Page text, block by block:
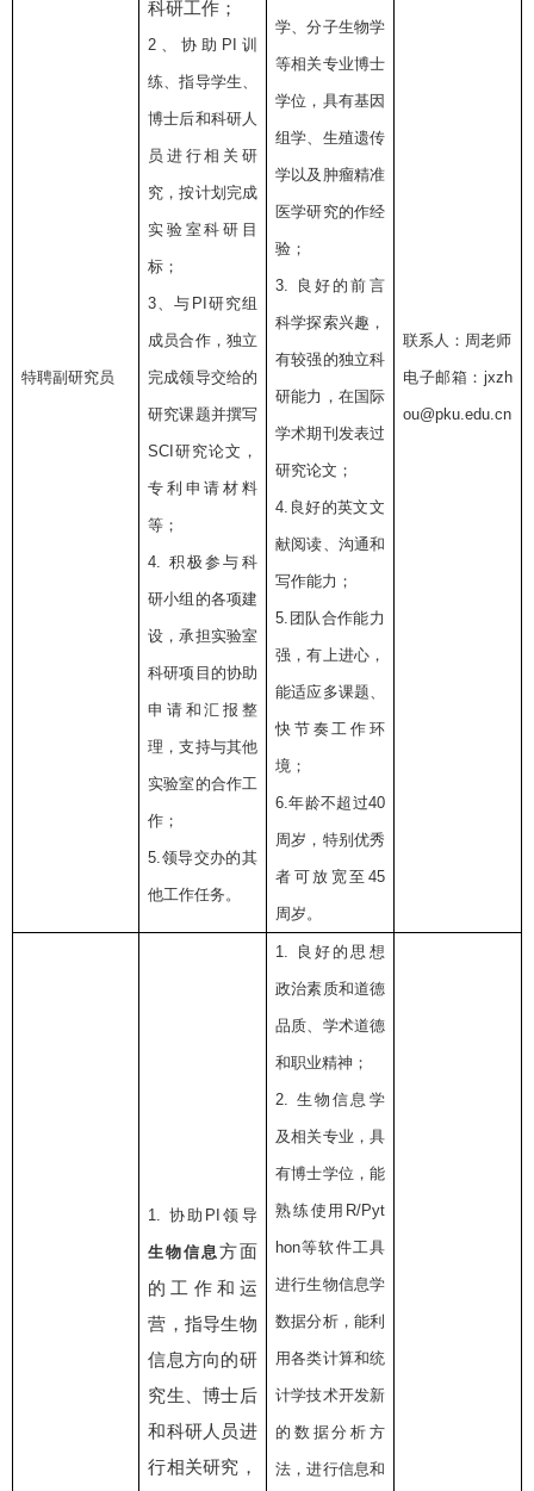
特聘副研究员
科研工作；
2 、协助 PI 训
练、指导学生、
博士后和科研人
员进行相关研
究，按计划完成
实验室科研目
标；
3 、与 PI研究组
成员合作，独立
完成领导交给的
研究课题并撰写
SCI研究论文，
专利申请材料
等；
4. 积极参与科
研小组的各项建
设，承担实验室
科研项目的协助
申请和汇报整
理，支持与其他
实验室的合作工
作；
5. 领导交办的其
他工作任务。
学、分子生物学
等相关专业博士
学位，具有基因
组学、生殖遗传
学以及肿瘤精准
医学研究的作经
验；
3. 良好的前言
科学探索兴趣，
有较强的独立科
研能力，在国际
学术期刊发表过
研究论文；
4. 良好的英文文
献阅读、沟通和
写作能力；
5. 团队合作能力
强，有上进心，
能适应多课题、
快节奏工作环
境；
6.年龄不超过40
周岁，特别优秀
者可放宽至 45
周岁。
联系人：周老师
电子邮箱： jxzh
ou@pku.edu.cn
1. 协助 PI 领导
生物信息 方面
的工作和运
营，指导生物
信息方向的研
究生、博士后
和科研人员进
行相关研究，
1. 良好的思想
政治素质和道德
品质、学术道德
和职业精神；
2. 生物信息学
及相关专业，具
有博士学位，能
熟练使用 R/Pyt
hon等软件工具
进行生物信息学
数据分析，能利
用各类计算和统
计学技术开发新
的数据分析方
法，进行信息和